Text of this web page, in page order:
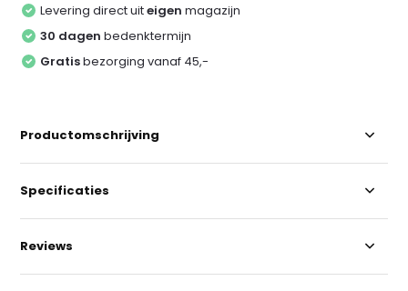
Levering direct uiteigen magazijn
30 dagen bedenktermijn
Gratisbezorging vanaf 45,-
Productomschrijving
Specificaties
Reviews